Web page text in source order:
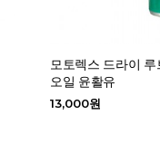
모토렉스 드라이
오일 윤활유
13,000원